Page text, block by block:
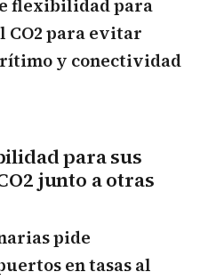
flexibilidad para
CO2 para evitar
y conectividad
para sus
junto a otras
pide
en tasas al